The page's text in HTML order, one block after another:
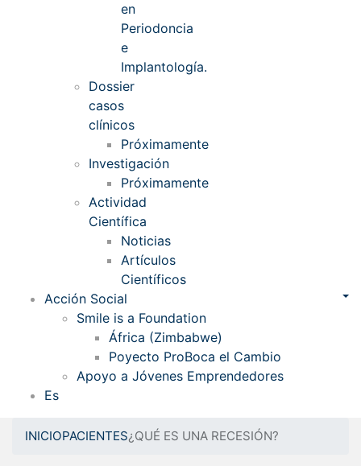
en
Periodoncia
e
Implantología.
Dossier
casos
clínicos
Próximamente
Investigación
Próximamente
Actividad
Científica
Noticias
Artículos
Científicos
Acción Social
Smile is a Foundation
África (Zimbabwe)
Poyecto ProBoca el Cambio
Apoyo a Jóvenes Emprendedores
Es
INICIOPACIENTES¿QUÉ ES UNA RECESIÓN?